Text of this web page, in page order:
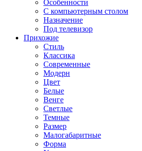
Особенности
С компьютерным столом
Назначение
Под телевизор
Прихожие
Стиль
Классика
Современные
Модерн
Цвет
Белые
Венге
Светлые
Темные
Размер
Малогабаритные
Форма